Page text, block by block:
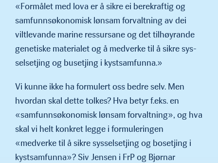
«Formålet med lova er å sikre ei berekraftig og
samfunnsøkonomisk lønsam forvaltning av dei
viltlevande marine ressursane og det tilhøyrande
genetiske materialet og å medverke til å sikre sys­
selsetjing og busetjing i kystsamfunna.»
Vi kunne ikke ha formulert oss bedre selv. Men
hvordan skal dette tolkes? Hva betyr f.eks. en
«samfunnsøkonomisk lønsam forvaltn­ing», og hva
skal vi helt konkret legge i formuleringen
«medverke til å sikre sysselsetjing og bosetjing i
kystsamfunna»? Siv Jensen i FrP og Bjørnar